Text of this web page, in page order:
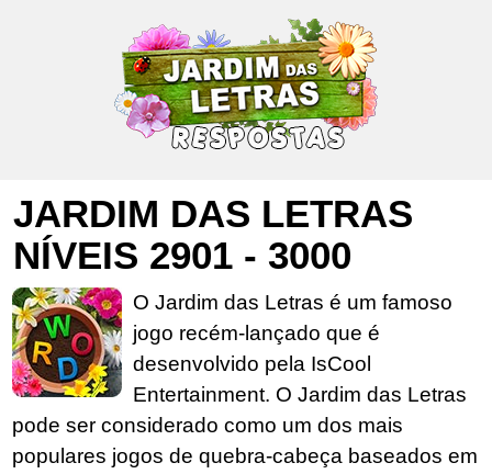
JARDIM DAS LETRAS
NÍVEIS 2901 - 3000
O Jardim das Letras é um famoso
jogo recém-lançado que é
desenvolvido pela IsCool
Entertainment. O Jardim das Letras
pode ser considerado como um dos mais
populares jogos de quebra-cabeça baseados em